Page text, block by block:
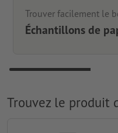
Trouver facilement le
Échantillons de
Trouvez le produit